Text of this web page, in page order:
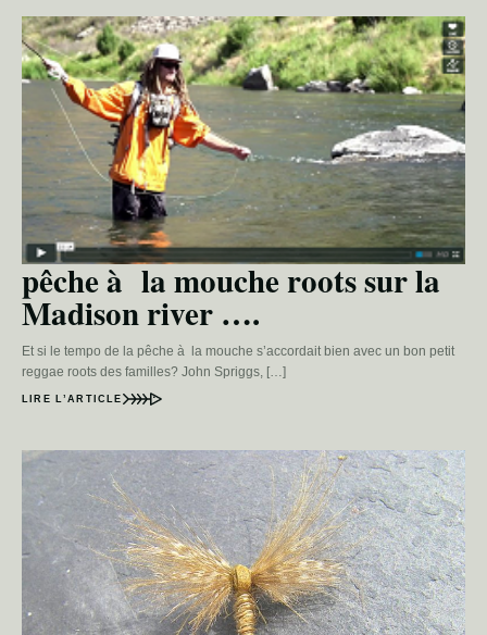
pêche à la mouche roots sur la
Madison river ….
Et si le tempo de la pêche à la mouche s’accordait bien avec un bon petit
reggae roots des familles? John Spriggs, […]
LIRE L’ARTICLE